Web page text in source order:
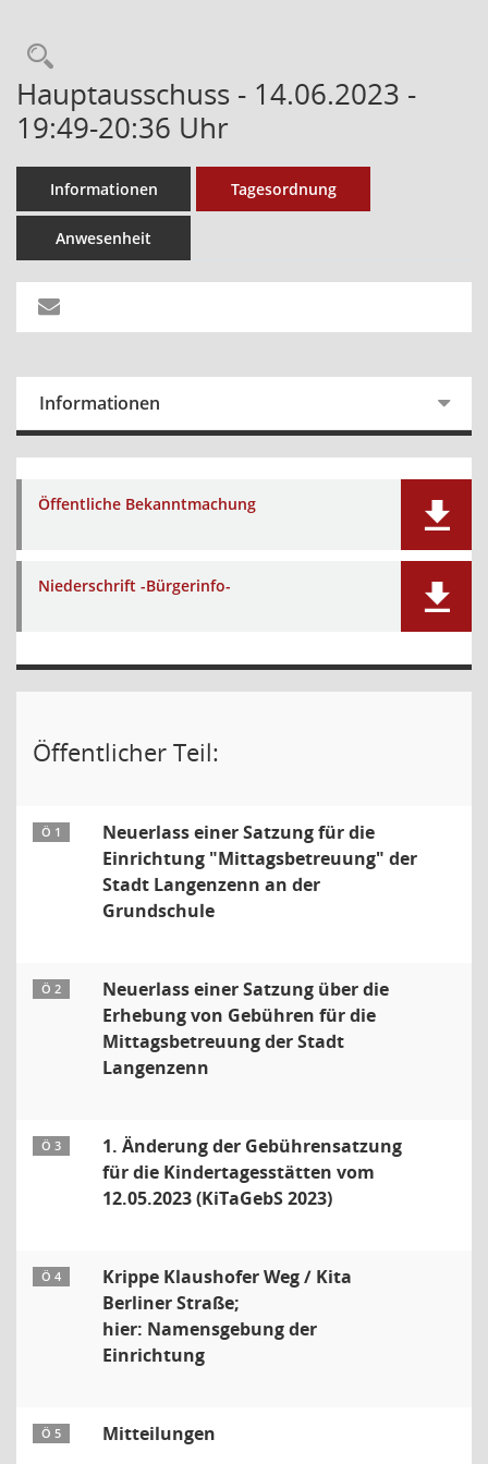
Hauptausschuss - 14.06.2023 -
19:49-20:36 Uhr
Informationen Tagesordnung
Anwesenheit
Informationen
Öffentliche Bekanntmachung
Niederschrift -Bürgerinfo-
Öffentlicher Teil:
Ö 1
Neuerlass einer Satzung für die
Einrichtung "Mittagsbetreuung" der
Stadt Langenzenn an der
Grundschule
Ö 2
Neuerlass einer Satzung über die
Erhebung von Gebühren für die
Mittagsbetreuung der Stadt
Langenzenn
Ö 3
1. Änderung der Gebührensatzung
für die Kindertagesstätten vom
12.05.2023 (KiTaGebS 2023)
Ö 4
Krippe Klaushofer Weg / Kita
Berliner Straße;
hier: Namensgebung der
Einrichtung
Ö 5 Mitteilungen